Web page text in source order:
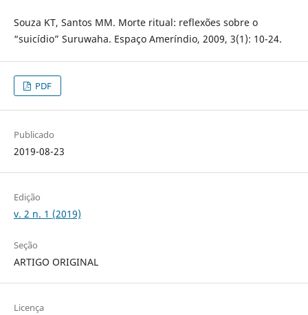
Souza KT, Santos MM. Morte ritual: reflexões sobre o
“suicídio” Suruwaha. Espaço Ameríndio, 2009, 3(1): 10-24.
PDF
Publicado
2019-08-23
Edição
v. 2 n. 1 (2019)
Seção
ARTIGO ORIGINAL
Licença